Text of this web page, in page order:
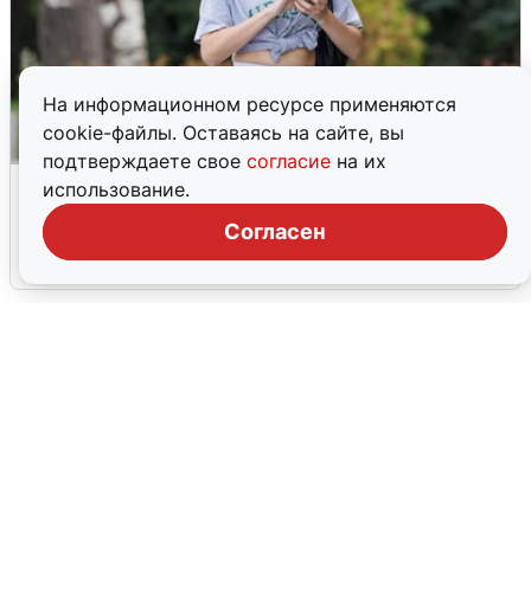
На информационном ресурсе применяются
cookie-файлы. Оставаясь на сайте, вы
подтверждаете свое согласие на их
использование.
Согласен
Волгоградцы остались без
мобильного интернета
6 августа 0